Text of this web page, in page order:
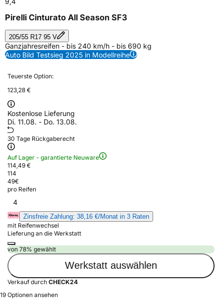
Pirelli Cinturato All Season SF3
205/55 R17 95 V
Ganzjahresreifen - bis 240 km/h - bis 690 kg
Auto Bild Testsieg 2025 in Modellreihe
Teuerste Option:
123,28 €
Kostenlose Lieferung
Di. 11.08. - Do. 13.08.
30 Tage Rückgaberecht
Auf Lager - garantierte Neuware
114,49 €
114
49€
pro Reifen
4
Zinsfreie Zahlung: 38,16 €/Monat in 3 Raten
mit Reifenwechsel
Lieferung an die Werkstatt
von 78% gewählt
Werkstatt auswählen
Verkauf durch CHECK24
19 Optionen ansehen